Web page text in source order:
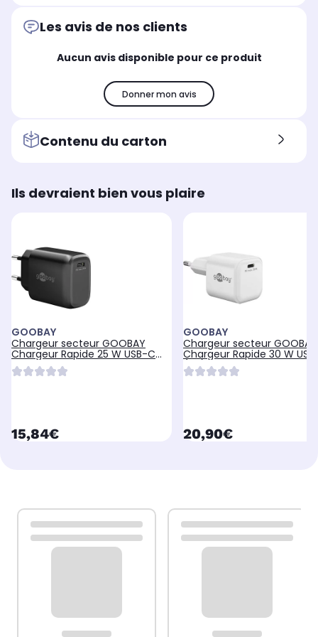
Les avis de nos clients
Aucun avis disponible pour ce produit
Donner mon avis
Contenu du carton
Ils devraient bien vous plaire
GOOBAY
Chargeur secteur GOOBAY
Chargeur Rapide 25 W USB-C
GaN Noir
currentPrice
15,84€
GOOBAY
Chargeur secteur GOOBAY
Chargeur Rapide 30 W
(PD) GaN blanc
currentPrice
20,90€